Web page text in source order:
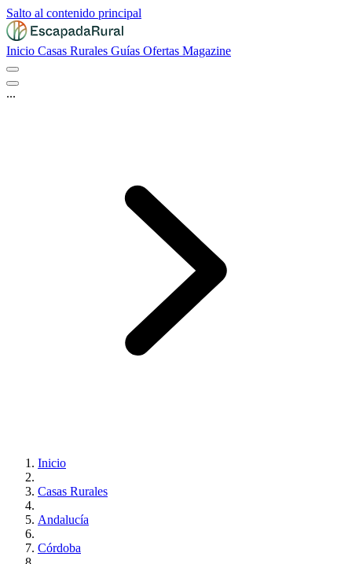
Salto al contenido principal
Inicio Casas Rurales Guías Ofertas Magazine
...
Inicio
Casas Rurales
Andalucía
Córdoba